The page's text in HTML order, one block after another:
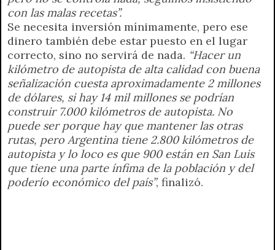
con las malas recetas”.
Se necesita inversión mínimamente, pero ese
dinero también debe estar puesto en el lugar
correcto, sino no servirá de nada. “Hacer un
kilómetro de autopista de alta calidad con buena
señalización cuesta aproximadamente 2 millones
de dólares, si hay 14 mil millones se podrían
construir 7.000 kilómetros de autopista. No
puede ser porque hay que mantener las otras
rutas, pero Argentina tiene 2.800 kilómetros de
autopista y lo loco es que 900 están en San Luis
que tiene una parte ínfima de la población y del
poderío económico del país”, finalizó.